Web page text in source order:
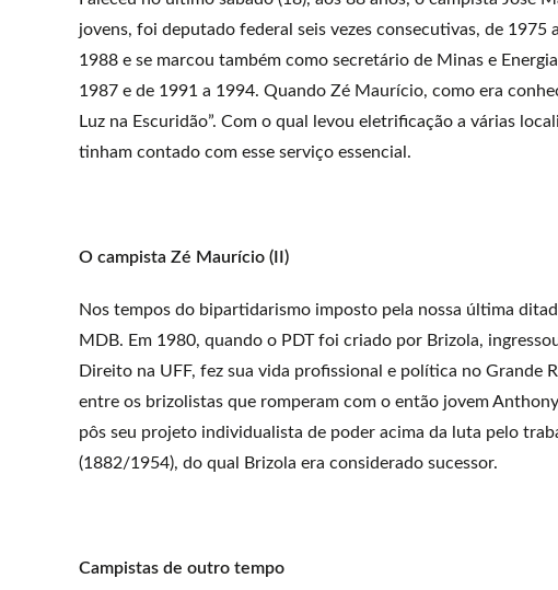
jovens, foi deputado federal seis vezes consecutivas, de
1988 e se marcou também como secretário de Minas e
1987 e de 1991 a 1994. Quando Zé Maurício, como era
Luz na Escuridão”. Com o qual levou eletrificação a várias
tinham contado com esse serviço essencial.
O campista Zé Maurício (II)
Nos tempos do bipartidarismo imposto pela nossa última
MDB. Em 1980, quando o PDT foi criado por Brizola,
Direito na UFF, fez sua vida profissional e política no Grande
entre os brizolistas que romperam com o então jovem
pôs seu projeto individualista de poder acima da luta pelo
(1882/1954), do qual Brizola era considerado sucessor.
Campistas de outro tempo